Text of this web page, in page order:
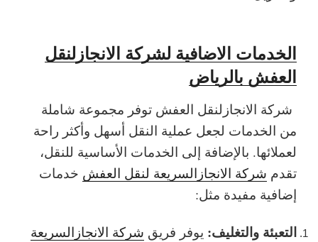
الخدمات الاضافية لشركة الانجازلنقل
العفش بالرياض
شركة الانجازلنقل العفش توفر مجموعة شاملة
من الخدمات لجعل عملية النقل أسهل وأكثر راحة
لعملائها. بالإضافة إلى الخدمات الأساسية للنقل،
تقدم شركة الانجازالسريعة لنقل العفش خدمات
إضافية مفيدة مثل:
التعبئة والتغليف: يوفر فريق شركة الانجازالسريعة